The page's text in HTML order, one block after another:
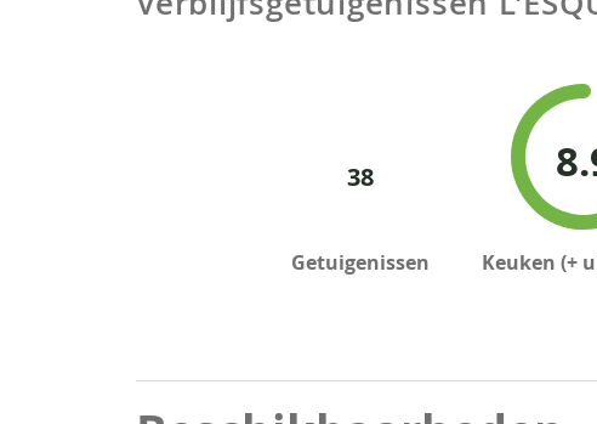
38
Getuigenissen Keuken (+